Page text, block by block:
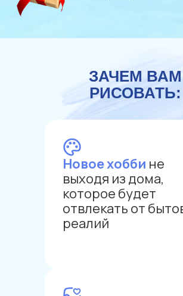
ЗАЧЕМ ВАМ
РИСОВАТЬ:
Новое хобби не
выходя из дома,
которое будет
отвлекать от
реалий